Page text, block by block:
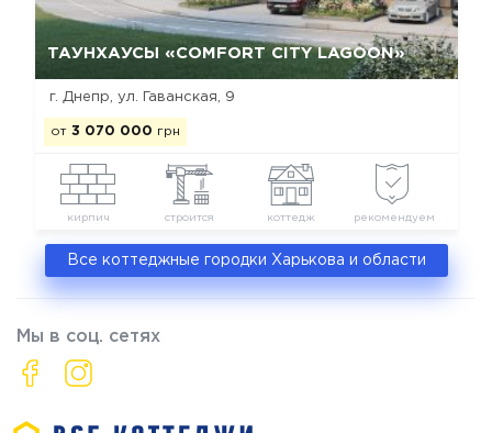
ТАУНХАУСЫ «COMFORT CITY LAGOON»
г. Днепр, ул. Гаванская, 9
от 3 070 000 грн
кирпич строится коттедж рекомендуем
Да, удалить
Все коттеджные городки Харькова и области
Мы в соц. сетях